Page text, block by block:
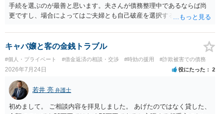
手続を選ぶのが最善と思います。夫さんが債務整理中であるならば尚
更ですし、場合によってはご夫婦とも自己破産を選択する方法もある
キャバ嬢と客の金銭トラブル
#個人・プライベート #借金返済の相談・交渉 #時効の援用 #詐欺被害での債務
2026年7月24日 役にたった 2
若井 亮 弁護士
初めまして。 ご相談内容を拝見しました。 あげたのではなく貸した、